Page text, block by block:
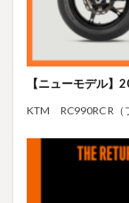
【ニューモデル】
KTM RC990RC R